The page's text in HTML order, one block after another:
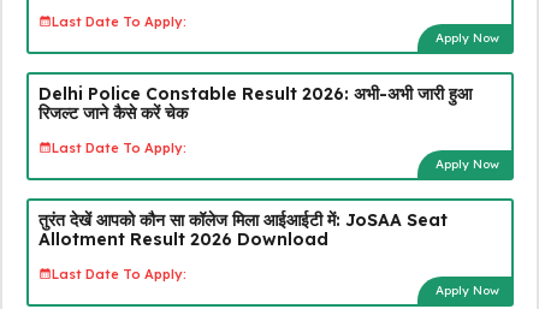
Last Date To Apply:
Apply Now
Delhi Police Constable Result 2026: अभी-अभी जारी हुआ
रिजल्ट जाने कैसे करें चेक
Last Date To Apply:
Apply Now
तुरंत देखें आपको कौन सा कॉलेज मिला आईआईटी में: JoSAA Seat
Allotment Result 2026 Download
Last Date To Apply:
Apply Now